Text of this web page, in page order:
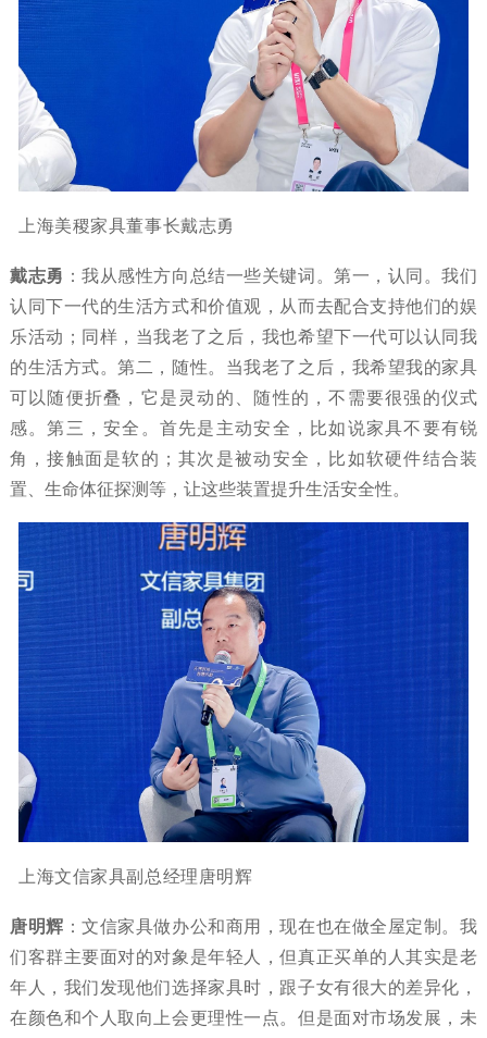
上海美稷家具董事长戴志勇
戴志勇 ：我从感性方向总结一些关键词。第一，认同。我们
认同下一代的生活方式和价值观，从而去配合支持他们的娱
乐活动；同样，当我老了之后，我也希望下一代可以认同我
的生活方式。第二，随性。当我老了之后，我希望我的家具
可以随便折叠，它是灵动的、随性的，不需要很强的仪式
感。第三，安全。首先是主动安全，比如说家具不要有锐
角，接触面是软的；其次是被动安全，比如软硬件结合装
置、生命体征探测等，让这些装置提升生活安全性。
上海文信家具副总经理唐明辉
唐明辉 ：文信家具做办公和商用，现在也在做全屋定制。我
们客群主要面对的对象是年轻人，但真正买单的人其实是老
年人，我们发现他们选择家具时，跟子女有很大的差异化，
在颜色和个人取向上会更理性一点。但是面对市场发展，未